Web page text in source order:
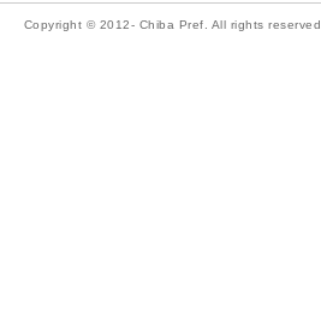
Copyright © 2012- Chiba Pref. All rights reserved.